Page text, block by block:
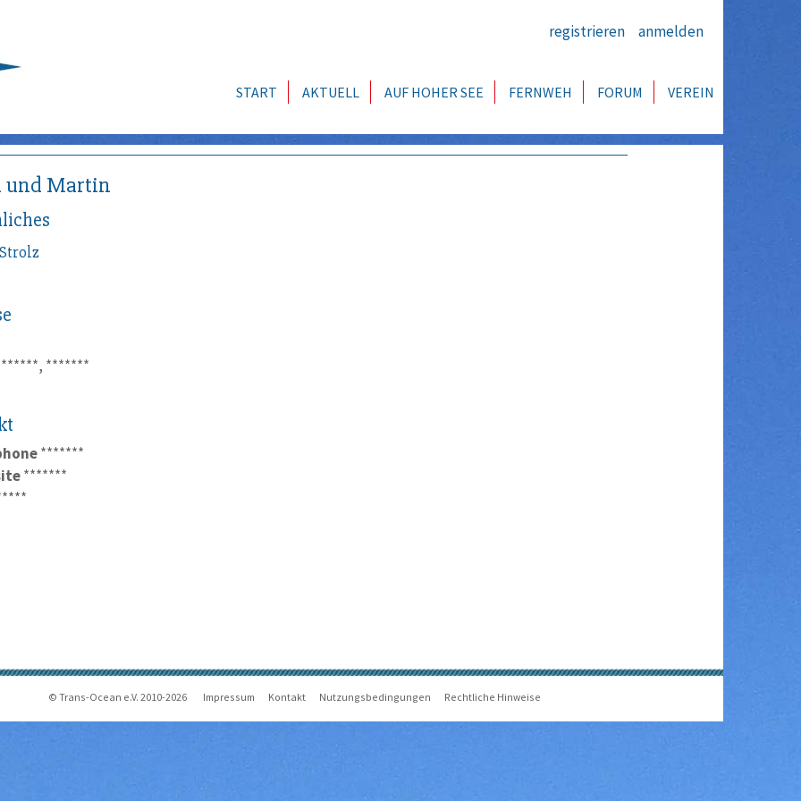
registrieren anmelden
START AKTUELL AUF HOHER SEE FERNWEH FORUM VEREIN
und Martin
*******
*******
*******
© Trans-Ocean e.V. 2010-2026 Impressum Kontakt Nutzungsbedingungen Rechtliche Hinweise